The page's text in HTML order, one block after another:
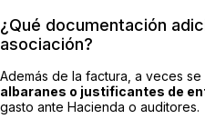
¿Qué documentación
asociación?
Además de la factura, a veces
albaranes o justificantes de
gasto ante Hacienda o auditores.